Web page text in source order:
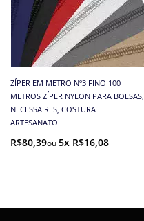
ZÍPER EM METRO Nº3 FINO 100
METROS ZÍPER NYLON PARA BOLSAS,
NECESSAIRES, COSTURA E
ARTESANATO
R$80,39 5x R$16,08